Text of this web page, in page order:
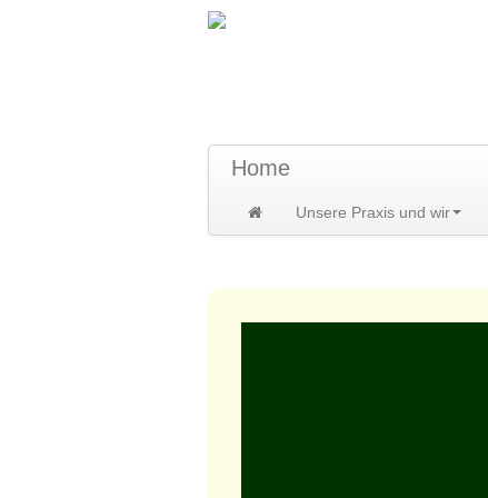
Home
Unsere Praxis und wir